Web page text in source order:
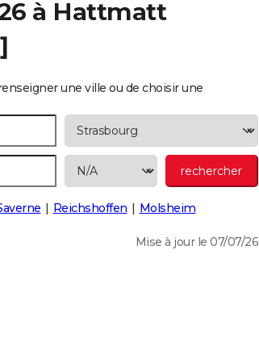
à Hattmatt
une ville ou de choisir une
Reichshoffen Molsheim
Mise à jour le 07/07/26